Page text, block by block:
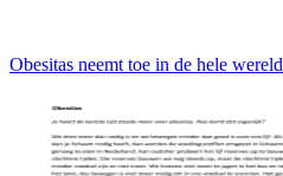
Obesitas neemt toe in de hele wereld